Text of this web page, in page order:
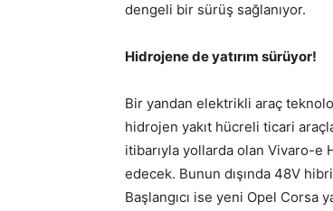
dengeli bir sürüş sağlanıyor.
Hidrojene de yatırım sürüyor!
Bir yandan elektrikli araç
hidrojen yakıt hücreli ticari
itibarıyla yollarda olan Vivaro-e
edecek. Bunun dışında 48V
Başlangıcı ise yeni Opel Corsa